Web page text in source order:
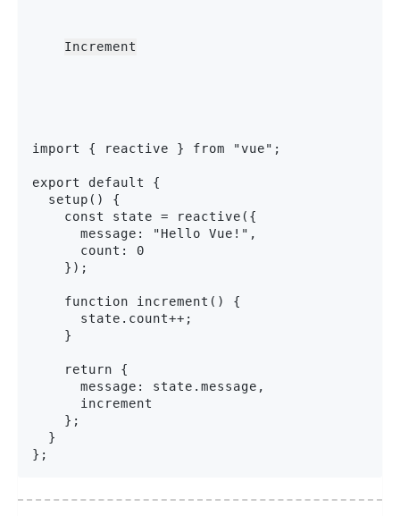
Increment
import { reactive } from "vue";
export default {
  setup() {
    const state = reactive({
      message: "Hello Vue!",
      count: 0
    });
    function increment() {
      state.count++;
    }
    return {
      message: state.message,
      increment
    };
  }